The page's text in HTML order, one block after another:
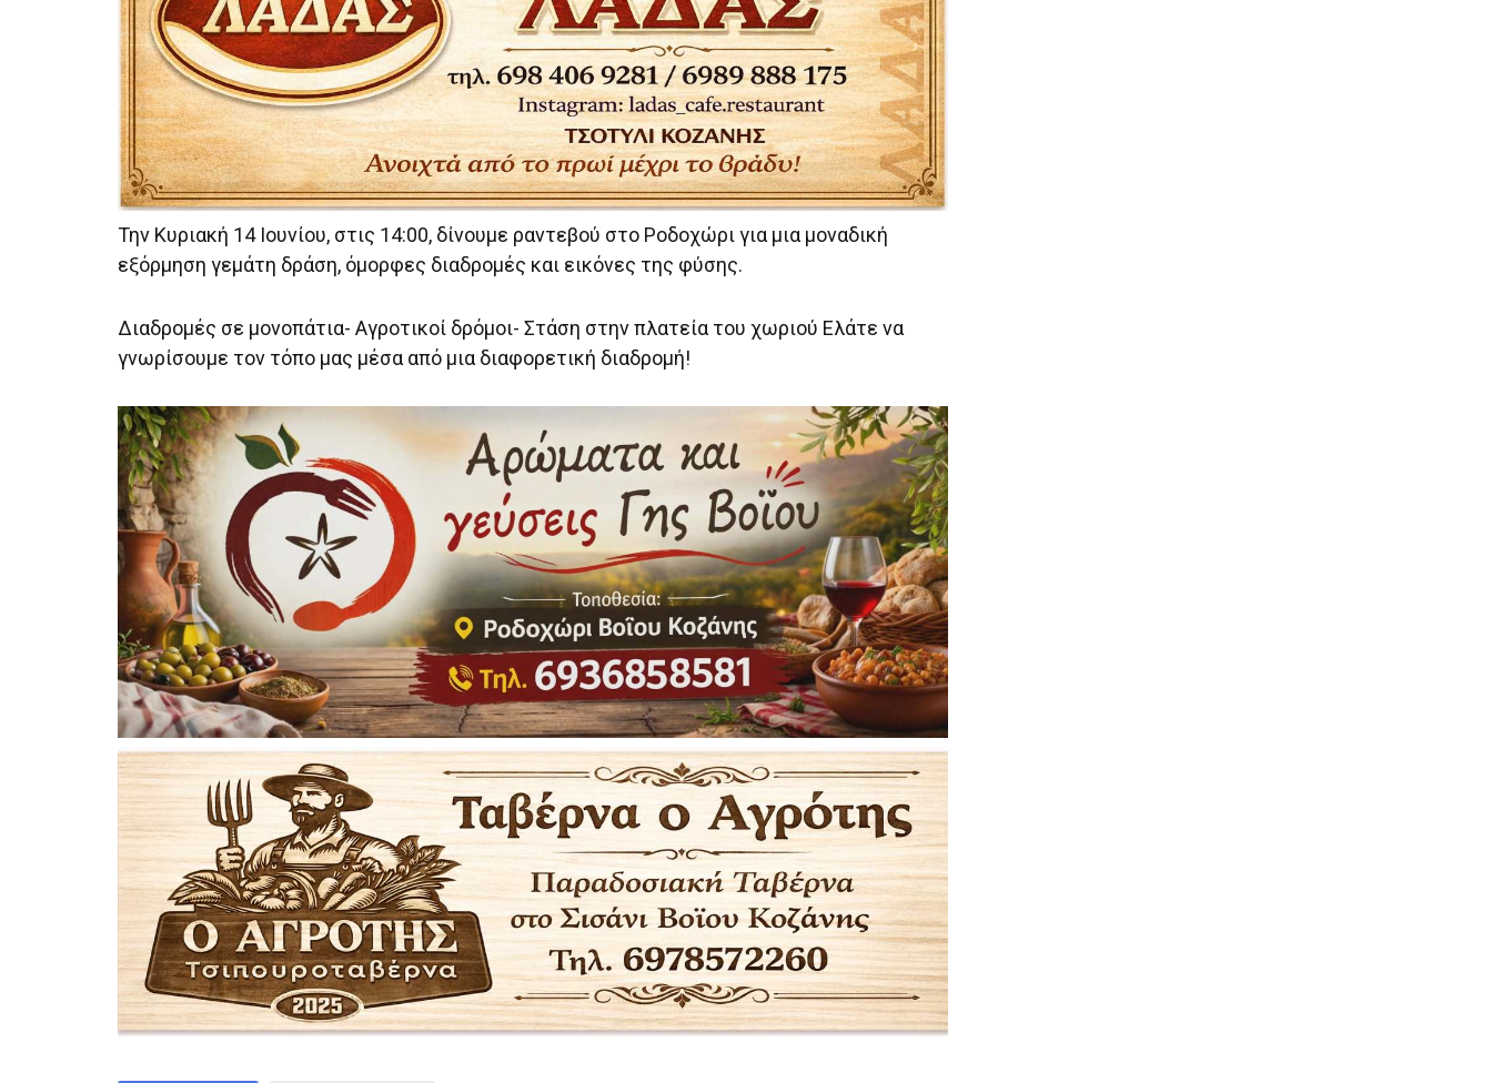
Την Κυριακή 14 Ιουνίου, στις 14:00, δίνουμε ραντεβού στο Ροδοχώρι για μια μοναδική
εξόρμηση γεμάτη δράση, όμορφες διαδρομές και εικόνες της φύσης.
Διαδρομές σε μονοπάτια- Αγροτικοί δρόμοι- Στάση στην πλατεία του χωριού Ελάτε να
γνωρίσουμε τον τόπο μας μέσα από μια διαφορετική διαδρομή!